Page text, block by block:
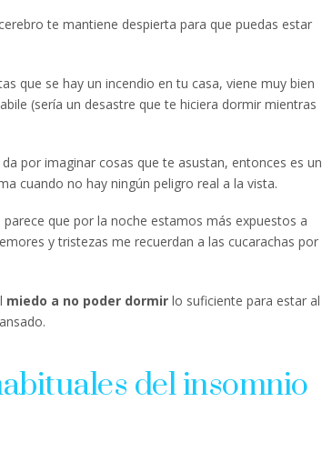
te mantiene despierta para que puedas estar
que se hay un incendio en tu casa, viene muy bien
(sería un desastre que te hiciera dormir mientras
por imaginar cosas que te asustan, entonces es un
cuando no hay ningún peligro real a la vista.
que por la noche estamos más expuestos a
y tristezas me recuerdan a las cucarachas por
miedo a no poder dormir lo suficiente para estar al
del insomnio